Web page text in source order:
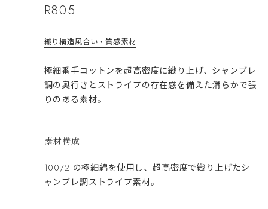
R805
織り構造風合い・質感素材
極細番手コットンを超高密度に織り上げ、シャンブレ
調の奥行きとストライプの存在感を備えた滑らかで張
りのある素材。
素材構成
100/2 の極細綿を使用し、超高密度で織り上げたシ
ャンブレ調ストライプ素材。